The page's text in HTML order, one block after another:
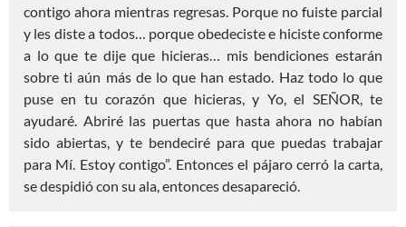
contigo ahora mientras regresas. Porque no fuiste parcial
y les diste a todos… porque obedeciste e hiciste conforme
a lo que te dije que hicieras… mis bendiciones estarán
sobre ti aún más de lo que han estado. Haz todo lo que
puse en tu corazón que hicieras, y Yo, el SEÑOR, te
ayudaré. Abriré las puertas que hasta ahora no habían
sido abiertas, y te bendeciré para que puedas trabajar
para Mí. Estoy contigo”. Entonces el pájaro cerró la carta,
se despidió con su ala, entonces desapareció.